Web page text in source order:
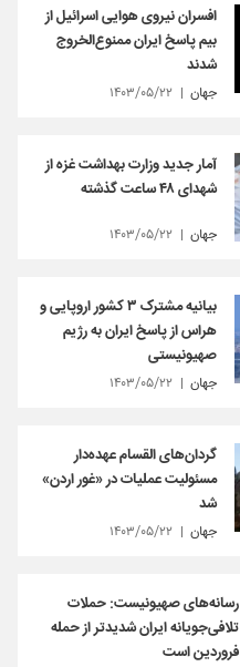
افسران نیروی هوایی اسرائیل از
بیم پاسخ ایران ممنوع‌الخروج
شدند
جهان ۱۴۰۳/۰۵/۲۲
آمار جدید وزارت بهداشت غزه از
شهدای ۴۸ ساعت گذشته
جهان ۱۴۰۳/۰۵/۲۲
بیانیه مشترک ۳ کشور اروپایی و
هراس از پاسخ ایران به رژیم
صهیونیستی
جهان ۱۴۰۳/۰۵/۲۲
گردان‌های القسام عهده‌دار
مسئولیت عملیات در «غور اردن»
شد
جهان ۱۴۰۳/۰۵/۲۲
رسانه‌های صهیونیست‌: حملات
تلافی‌جویانه ایران شدیدتر از حمله
فروردین است